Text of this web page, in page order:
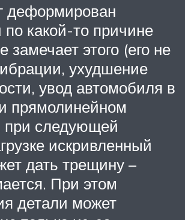
деформирован
какой-то причине
замечает этого (его не
ухудшение
увод автомобиля в
прямолинейном
при следующей
искривленный
дать трещину –
При этом
детали может